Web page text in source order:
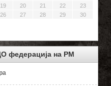
19 20 21 22
23
26 27 28 29
30
федерација на РМ